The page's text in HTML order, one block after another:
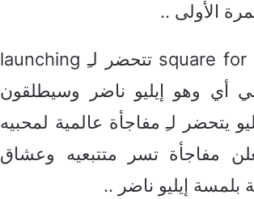
الأولى ..
وكما وأن شركة square for man تتحضر لـِ launching
أي وهو إيليو ناضر وسيطلقون
يتحضر لـِ مفاجأة عالمية لمحبيه
مفاجأة تسر متتبعيه وعشاق
بلمسة إيليو ناضر ..